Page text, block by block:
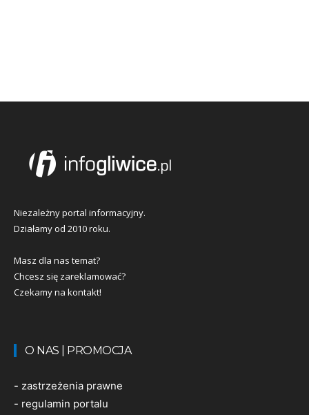
Niezależny portal informacyjny.
Działamy od 2010 roku.
Masz dla nas temat?
Chcesz się zareklamować?
Czekamy na kontakt!
O NAS | PROMOCJA
- zastrzeżenia prawne
- regulamin portalu